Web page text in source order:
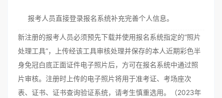
报考人员直接登录报名系统补充完善个人信息。
新注册的报考人员必须预先下载并使用报名系统指定的“照片
处理工具”，上传经该工具审核处理并保存的本人近期彩色半
身免冠白底正面证件电子照片后，方可在报名系统中通过照
片审核。注册时上传的电子照片将用于准考证、考场座次
表、证书、证书查询验证系统，请考生慎重选用。（2023年